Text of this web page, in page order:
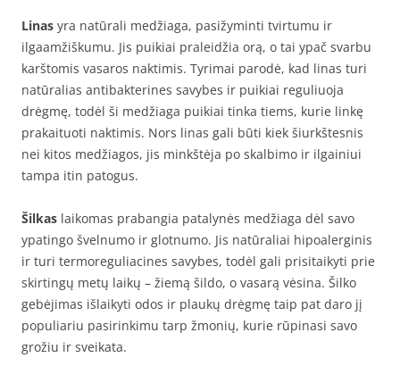
Linas yra natūrali medžiaga, pasižyminti tvirtumu ir
ilgaamžiškumu. Jis puikiai praleidžia orą, o tai ypač svarbu
karštomis vasaros naktimis. Tyrimai parodė, kad linas turi
natūralias antibakterines savybes ir puikiai reguliuoja
drėgmę, todėl ši medžiaga puikiai tinka tiems, kurie linkę
prakaituoti naktimis. Nors linas gali būti kiek šiurkštesnis
nei kitos medžiagos, jis minkštėja po skalbimo ir ilgainiui
tampa itin patogus.
Šilkas laikomas prabangia patalynės medžiaga dėl savo
ypatingo švelnumo ir glotnumo. Jis natūraliai hipoalerginis
ir turi termoreguliacines savybes, todėl gali prisitaikyti prie
skirtingų metų laikų – žiemą šildo, o vasarą vėsina. Šilko
gebėjimas išlaikyti odos ir plaukų drėgmę taip pat daro jį
populiariu pasirinkimu tarp žmonių, kurie rūpinasi savo
grožiu ir sveikata.